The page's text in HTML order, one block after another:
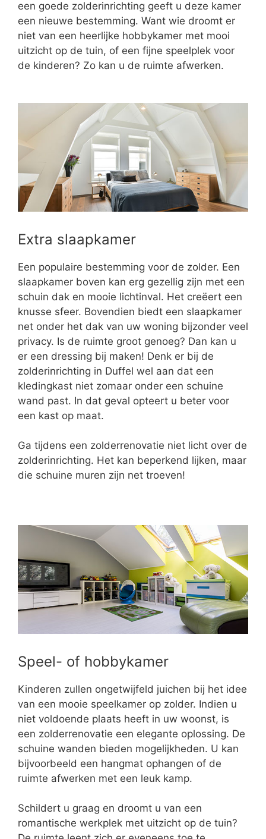
een goede zolderinrichting geeft u deze kamer
een nieuwe bestemming. Want wie droomt er
niet van een heerlijke hobbykamer met mooi
uitzicht op de tuin, of een fijne speelplek voor
de kinderen? Zo kan u de ruimte afwerken.
Extra slaapkamer
Een populaire bestemming voor de zolder. Een
slaapkamer boven kan erg gezellig zijn met een
schuin dak en mooie lichtinval. Het creëert een
knusse sfeer. Bovendien biedt een slaapkamer
net onder het dak van uw woning bijzonder veel
privacy. Is de ruimte groot genoeg? Dan kan u
er een dressing bij maken! Denk er bij de
zolderinrichting in Duffel wel aan dat een
kledingkast niet zomaar onder een schuine
wand past. In dat geval opteert u beter voor
een kast op maat.
Ga tijdens een zolderrenovatie niet licht over de
zolderinrichting. Het kan beperkend lijken, maar
die schuine muren zijn net troeven!
Speel- of hobbykamer
Kinderen zullen ongetwijfeld juichen bij het idee
van een mooie speelkamer op zolder. Indien u
niet voldoende plaats heeft in uw woonst, is
een zolderrenovatie een elegante oplossing. De
schuine wanden bieden mogelijkheden. U kan
bijvoorbeeld een hangmat ophangen of de
ruimte afwerken met een leuk kamp.
Schildert u graag en droomt u van een
romantische werkplek met uitzicht op de tuin?